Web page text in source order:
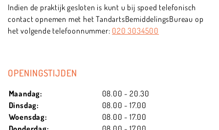
Indien de praktijk gesloten is kunt u bij spoed telefonisch
contact opnemen met het TandartsBemiddelingsBureau op
het volgende telefoonnummer: 020 3034500
OPENINGSTIJDEN
Maandag:
08.00 - 20.30
Dinsdag:
08.00 - 17.00
Woensdag:
08.00 - 17.00